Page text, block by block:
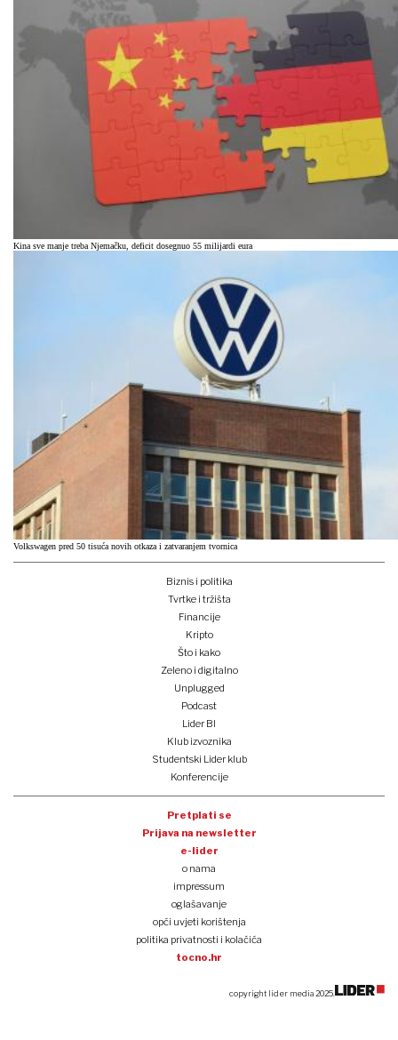
Kina sve manje treba Njemačku, deficit dosegnuo 55 milijardi eura
Volkswagen pred 50 tisuća novih otkaza i zatvaranjem tvornica
Biznis i politika
Tvrtke i tržišta
Financije
Kripto
Što i kako
Zeleno i digitalno
Unplugged
Podcast
Lider BI
Klub izvoznika
Studentski Lider klub
Konferencije
Pretplati se
Prijava na newsletter
e-lider
o nama
impressum
oglašavanje
opći uvjeti korištenja
politika privatnosti i kolačića
tocno.hr
copyright lider media 2025.